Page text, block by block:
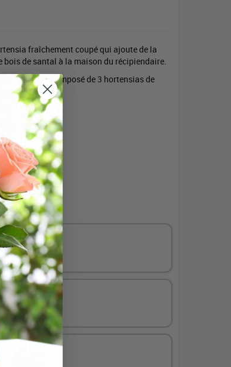
fraîchement coupé qui ajoute de la
de santal à la maison du récipiendaire.
puissance, composé de 3 hortensias de
vert).
au Canada.